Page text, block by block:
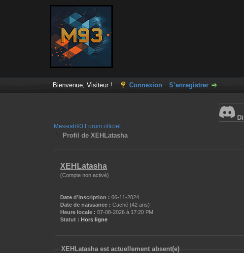
Bienvenue, Visiteur ! Connexion S’enregistrer
Messiah93 Forum officiel
Profil de XEHLatasha
XEHLatasha
(Compte non activé)
Date d’inscription : 06-11-2024
Date de naissance : Caché (42 ans)
Heure locale : 07-08-2026 à 17:20 PM
Statut : Hors ligne
XEHLatasha est actuellement absent(e)